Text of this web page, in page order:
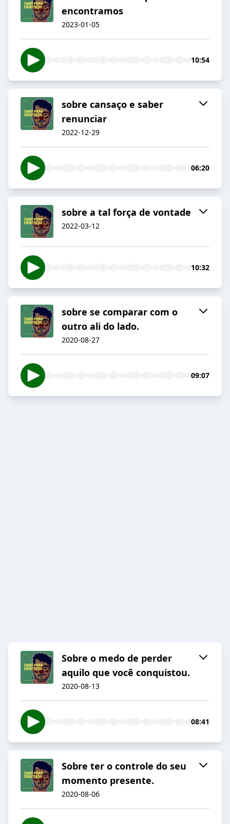
encontramos
2023-01-05
10:54
sobre cansaço e saber
renunciar
2022-12-29
06:20
sobre a tal força de vontade
2022-03-12
10:32
sobre se comparar com o
outro ali do lado.
2020-08-27
09:07
Sobre o medo de perder
aquilo que você conquistou.
2020-08-13
08:41
Sobre ter o controle do seu
momento presente.
2020-08-06